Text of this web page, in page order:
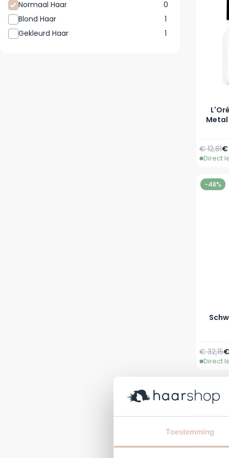
Toestemming
Normaal Haar
0
Blond Haar
1
Gekleurd Haar
1
Metal Detox
€
€ 12,81
Direct
-48%
€ 32,15
Direct